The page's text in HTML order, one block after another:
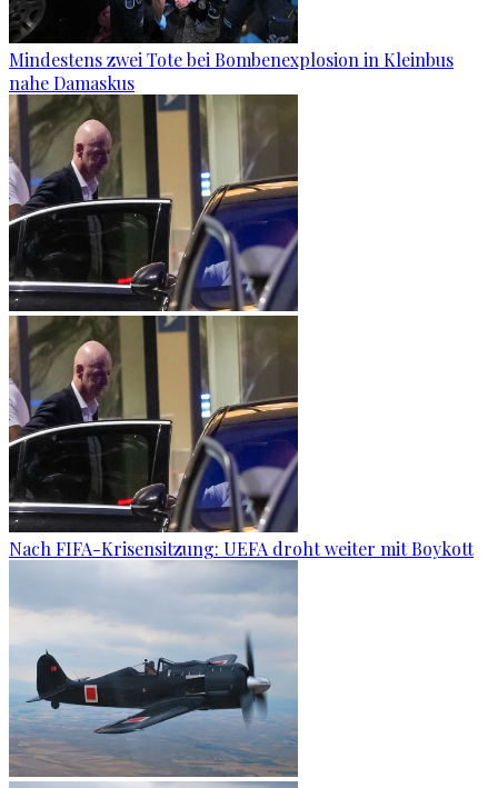
Mindestens zwei Tote bei Bombenexplosion in Kleinbus
nahe Damaskus
Nach FIFA-Krisensitzung: UEFA droht weiter mit Boykott